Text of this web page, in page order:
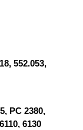
552.053,
PC 2380,
6130